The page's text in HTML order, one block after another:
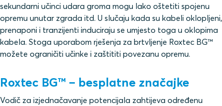
sekundarni učinci udara groma mogu lako oštetiti spojenu
opremu unutar zgrada itd. U slučaju kada su kabeli oklopljeni,
prenaponi i tranzijenti induciraju se umjesto toga u oklopima
kabela. Stoga uporabom rješenja za brtvljenje Roxtec BG™
možete ograničiti učinke i zaštititi povezanu opremu.
Roxtec BG™ – besplatne značajke
Vodič za izjednačavanje potencijala zahtijeva određenu